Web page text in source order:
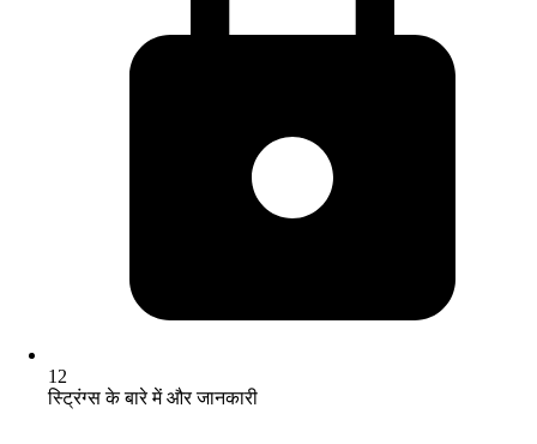
12
स्ट्रिंग्स के बारे में और जानकारी